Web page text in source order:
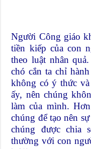
Người Công giáo
tiền kiếp của con
theo luật nhân
chó cắn ta chỉ
không có ý thức
ấy, nên chúng
làm của mình.
chúng để tạo nên
chúng được chia
thường với con